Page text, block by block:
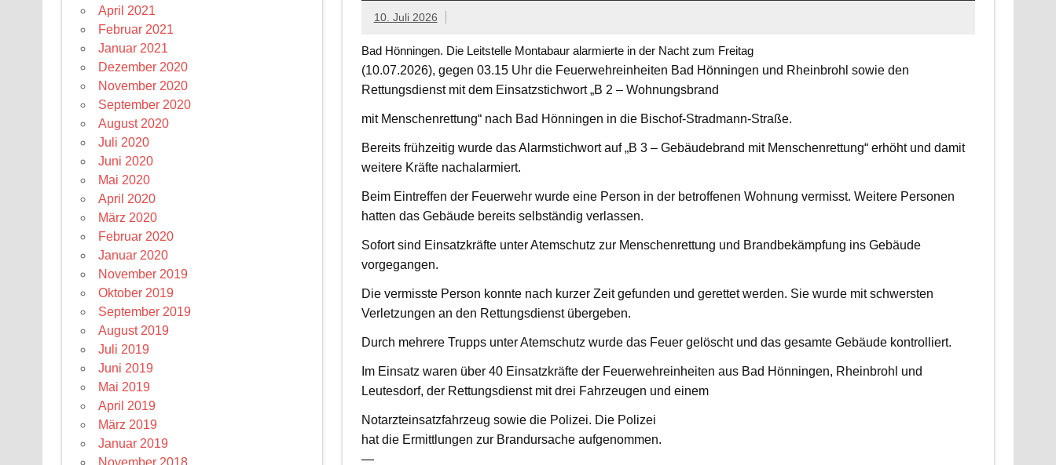
10. Juli 2026
Bad Hönningen. Die Leitstelle Montabaur alarmierte in der Nacht zum Freitag
(10.07.2026), gegen 03.15 Uhr die Feuerwehreinheiten Bad Hönningen und Rheinbrohl sowie den
Rettungsdienst mit dem Einsatzstichwort „B 2 – Wohnungsbrand
mit Menschenrettung“ nach Bad Hönningen in die Bischof-Stradmann-Straße.
Bereits frühzeitig wurde das Alarmstichwort auf „B 3 – Gebäudebrand mit Menschenrettung“ erhöht und damit
weitere Kräfte nachalarmiert.
Beim Eintreffen der Feuerwehr wurde eine Person in der betroffenen Wohnung vermisst. Weitere Personen
hatten das Gebäude bereits selbständig verlassen.
Sofort sind Einsatzkräfte unter Atemschutz zur Menschenrettung und Brandbekämpfung ins Gebäude
vorgegangen.
Die vermisste Person konnte nach kurzer Zeit gefunden und gerettet werden. Sie wurde mit schwersten
Verletzungen an den Rettungsdienst übergeben.
Durch mehrere Trupps unter Atemschutz wurde das Feuer gelöscht und das gesamte Gebäude kontrolliert.
Im Einsatz waren über 40 Einsatzkräfte der Feuerwehreinheiten aus Bad Hönningen, Rheinbrohl und
Leutesdorf, der Rettungsdienst mit drei Fahrzeugen und einem
Notarzteinsatzfahrzeug sowie die Polizei. Die Polizei
hat die Ermittlungen zur Brandursache aufgenommen.
—
April 2021
Februar 2021
Januar 2021
Dezember 2020
November 2020
September 2020
August 2020
Juli 2020
Juni 2020
Mai 2020
April 2020
März 2020
Februar 2020
Januar 2020
November 2019
Oktober 2019
September 2019
August 2019
Juli 2019
Juni 2019
Mai 2019
April 2019
März 2019
Januar 2019